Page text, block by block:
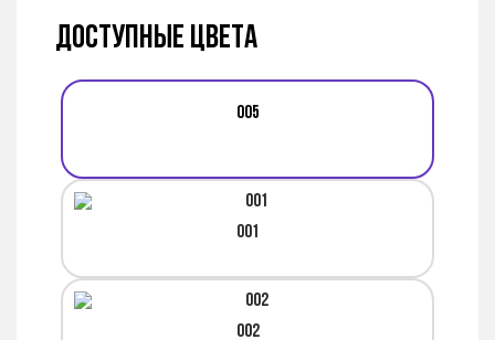
Доступные цвета
005
001
002